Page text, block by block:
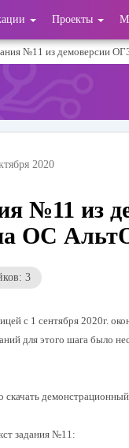
Проекты
№11 из демоверсии
2020
№11 из
ОС
3
с 1 сентября 2020г.
для этого шага было
скачать
задания №11: